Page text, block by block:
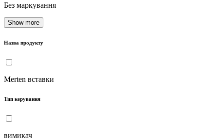
Без маркування
Show more
Назва продукту
Merten вставки
Тип керування
вимикач